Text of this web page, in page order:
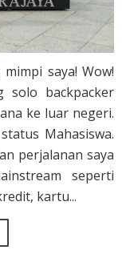
saya! Wow!
solo backpacker
ke luar negeri.
Mahasiswa.
perjalanan saya
seperti
kartu...